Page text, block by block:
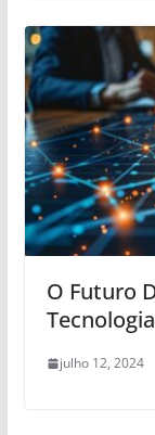
O Futuro
julho 12, 2024